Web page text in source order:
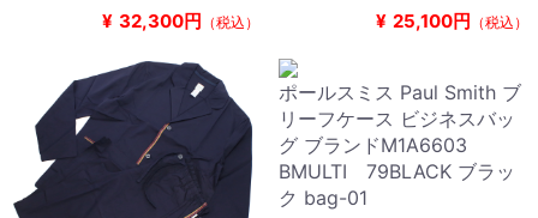
¥ 32,300円 （税込） ¥ 25,100円 （税込）
ポールスミス Paul Smith ブ
リーフケース ビジネスバッ
グ ブランドM1A6603
BMULTI 79BLACK ブラッ
ク bag-01